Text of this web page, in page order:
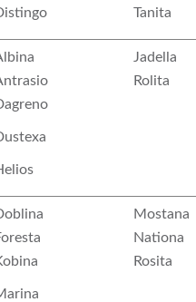
Tanita
Jadella
Rolita
Mostana
Nationa
Rosita